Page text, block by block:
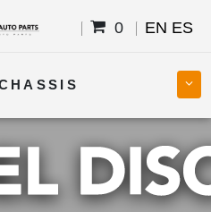
0 EN ES
BODY
ELECTRICAL